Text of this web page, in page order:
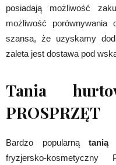
posiadają możliwość
możliwość
szansa, że uzyskamy
zaleta jest dostawa pod
Tania
PROSPRZĘT
Bardzo popularną tanią
fryzjersko-